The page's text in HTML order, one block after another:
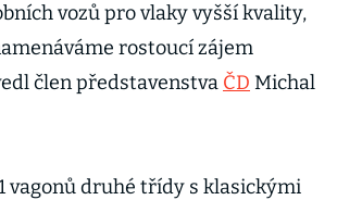
vozů pro vlaky vyšší kvality,
rostoucí zájem
člen představenstva ČD Michal
vagonů druhé třídy s klasickými